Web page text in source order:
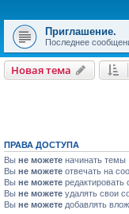
Приглашение.
Последнее
Новая тема
ПРАВА ДОСТУПА
Вы не можете начинать темы
Вы не можете отвечать на
Вы не можете
Вы не можете удалять свои
Вы не можете добавлять